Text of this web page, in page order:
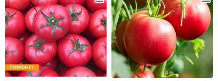
Урожайность товарных плодов в плёночных теплицах
составила 7,3-7,5 кг/кв.м. Информация взята с официального
сайта ФГБУ «Государственная комиссия Российской
Федерации по иcпытанию и охране селекционных
достижений» (ФГБУ «Госсорткомиссия»)